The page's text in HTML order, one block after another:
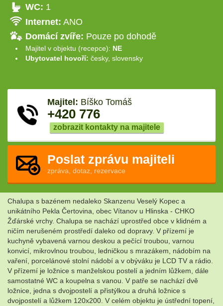
WC: 1
Internet: ANO
Domácí zvíře: Pouze po dohodě
Majitel v objektu (recepce): NE
Ubytovatel hovoří: česky, slovensky
Majitel: Bíško Tomáš
+420 776
zobrazit kontakty na majitele
Poslat zprávu majiteli
zpráva, dotaz, rezervace
Chalupa s bazénem nedaleko Skanzenu Veselý Kopec a
unikátního Pekla Čertovina, obec Vítanov u Hlinska - CHKO
Žďárské vrchy. Chalupa se nachází uprostřed obce v klidném a
ničím nerušeném prostředí daleko od dopravy. V přízemí je
kuchyně vybavená varnou deskou a pečící troubou, varnou
konvicí, mikrovlnou troubou, ledničkou s mrazákem, nádobím na
vaření, porcelánové stolní nádobí a v obýváku je LCD TV a rádio.
V přízemí je ložnice s manželskou postelí a jedním lůžkem, dále
samostatné WC a koupelna s vanou. V patře se nachází dvě
ložnice, jedna s dvojpostelí a přistýlkou a druhá ložnice s
dvojpostelí a lůžkem 120x200. V celém objektu je ústřední topení,